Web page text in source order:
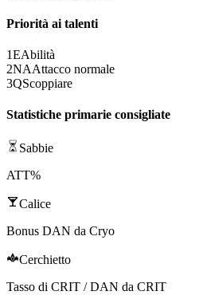
Priorità ai talenti
1EAbilità
2NAAttacco normale
3QScoppiare
Statistiche primarie consigliate
Sabbie
ATT%
Calice
Bonus DAN da Cryo
Cerchietto
Tasso di CRIT / DAN da CRIT